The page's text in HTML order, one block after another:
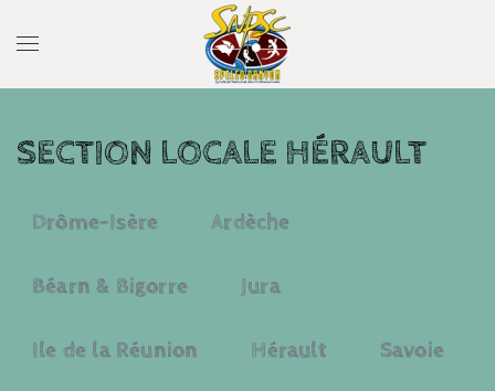
SECTION LOCALE HÉRAULT
Drôme-Isère Ardèche
Béarn & Bigorre Jura
Ile de la Réunion Hérault Savoie